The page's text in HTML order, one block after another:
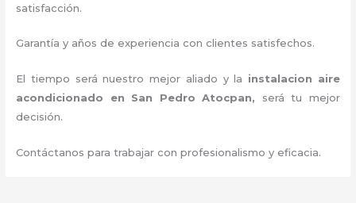
satisfacción.
Garantía y años de experiencia con clientes satisfechos.
El tiempo será nuestro mejor aliado y la instalacion aire
acondicionado en San Pedro Atocpan, será tu mejor
decisión.
Contáctanos para trabajar con profesionalismo y eficacia.